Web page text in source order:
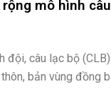
mô hình
đội, câu lạc bộ
bản vùng đồng